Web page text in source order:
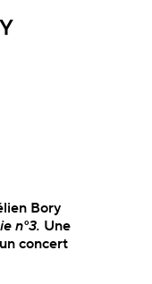
Bory
n°3. Une
concert